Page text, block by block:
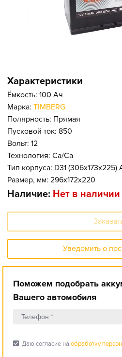
Характеристики
Ёмкость: 100 Ач
Марка: TIMBERG
Полярность: Прямая
Пусковой ток: 850
Вольт: 12
Технология: Ca/Ca
Тип корпуса: D31 (306x173x225)
Размер, мм: 296x172x220
Наличие: Нет в наличии
Уведомить о
Поможем подобрать
Вашего автомобиля
check_box Даю согласие на обработку